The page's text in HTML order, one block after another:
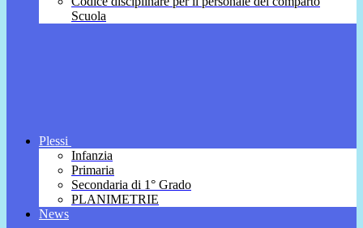
Scuola
Plessi
Infanzia
Primaria
Secondaria di 1° Grado
PLANIMETRIE
News